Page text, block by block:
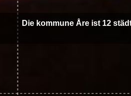
Die kommune Åre ist 12